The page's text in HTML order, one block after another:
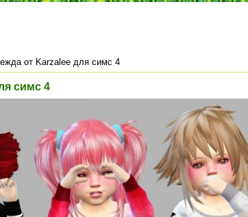
от Karzalee для симс 4
симс 4